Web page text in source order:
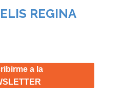
REGINA
a la